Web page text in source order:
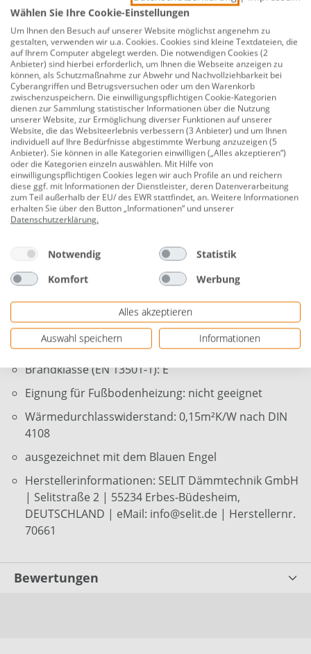
Beschreibung
Selitac Dämmplatte Aqua Stop Faltplatte 5
mm stark
Produktnummer:0780402269
Ideal bei fußkalten Böden! Hervorragende
Schalldämmwerte, die enorme Wärmedämmung, der
zuverlässiger Schutz bei starker Beanspruchung, sowie
ein optimaler Ausgleich von Unebenheiten machen
SELITAC® 5 mm AquaStop zum Spitzenprodukt. Als
Kombiprodukt mit Dampfbremse schützt die SELITAC®
5 mm AquaStop den Nutzboden vor Feuchteschäden
Inhalt: 5 m²
Format: 0,8 x 6,25 m, silber
Stärke: 5 mm, 2 in 1: Dämmung + Feuchteschutz
gute Trittschallminderung: bis zu 22 dB
gleicht punktuelle Unebenheiten bis ca. 4 mm aus
Brandklasse (EN 13501-1): E
Eignung für Fußbodenheizung: nicht geeignet
Wärmedurchlasswiderstand: 0,15m²K/W nach DIN
4108
ausgezeichnet mit dem Blauen Engel
Herstellerinformationen: SELIT Dämmtechnik GmbH
| Selitstraße 2 | 55234 Erbes-Büdesheim,
DEUTSCHLAND | eMail: info@selit.de | Herstellernr.
70661
Bewertungen
Wählen Sie Ihre Cookie-Einstellungen
Um Ihnen den Besuch auf unserer Website möglichst angenehm zu
gestalten, verwenden wir u.a. Cookies. Cookies sind kleine Textdateien, die
auf Ihrem Computer abgelegt werden. Die notwendigen Cookies (2
Anbieter) sind hierbei erforderlich, um Ihnen die Webseite anzeigen zu
können, als Schutzmaßnahme zur Abwehr und Nachvollziehbarkeit bei
Cyberangriffen und Betrugsversuchen oder um den Warenkorb
zwischenzuspeichern. Die einwilligungspflichtigen Cookie-Kategorien
dienen zur Sammlung statistischer Informationen über die Nutzung
unserer Website, zur Ermöglichung diverser Funktionen auf unserer
Website, die das Websiteerlebnis verbessern (3 Anbieter) und um Ihnen
individuell auf Ihre Bedürfnisse abgestimmte Werbung anzuzeigen (5
Anbieter). Sie können in alle Kategorien einwilligen („Alles akzeptieren“)
oder die Kategorien einzeln auswählen. Mit Hilfe von
einwilligungspflichtigen Cookies legen wir auch Profile an und reichern
diese ggf. mit Informationen der Dienstleister, deren Datenverarbeitung
zum Teil außerhalb der EU/ des EWR stattfindet, an. Weitere Informationen
erhalten Sie über den Button „Informationen“ und unserer
Datenschutzerklärung.
Notwendig
Statistik
Komfort
Werbung
Alles akzeptieren
Auswahl speichern
Informationen